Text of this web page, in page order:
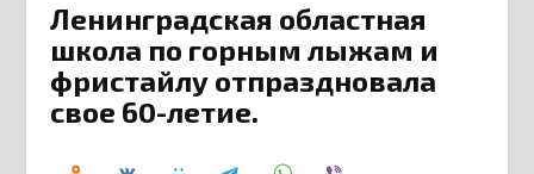
Ленинградская областная
школа по горным лыжам и
фристайлу отпраздновала
свое 60-летие.